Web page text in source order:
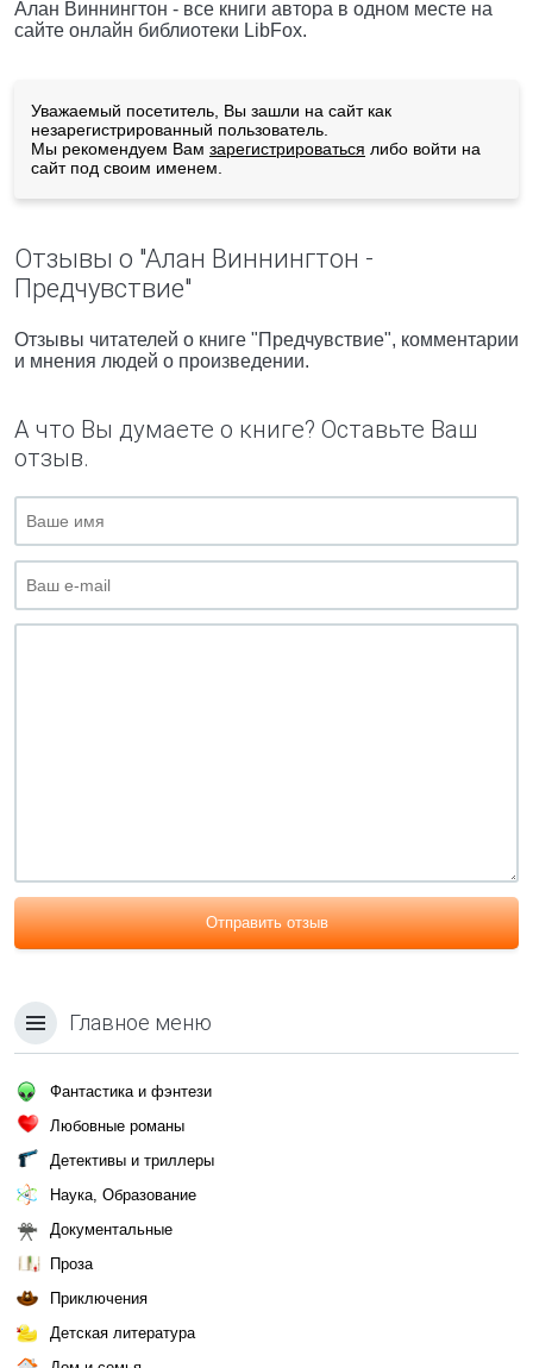
Алан Виннингтон - все книги автора в одном месте на
сайте онлайн библиотеки LibFox.
Уважаемый посетитель, Вы зашли на сайт как
незарегистрированный пользователь.
Мы рекомендуем Вам зарегистрироваться либо войти на
сайт под своим именем.
Отзывы о "Алан Виннингтон -
Предчувствие"
Отзывы читателей о книге "Предчувствие", комментарии
и мнения людей о произведении.
А что Вы думаете о книге? Оставьте Ваш
отзыв.
Отправить отзыв
Главное меню
Фантастика и фэнтези
Любовные романы
Детективы и триллеры
Наука, Образование
Документальные
Проза
Приключения
Детская литература